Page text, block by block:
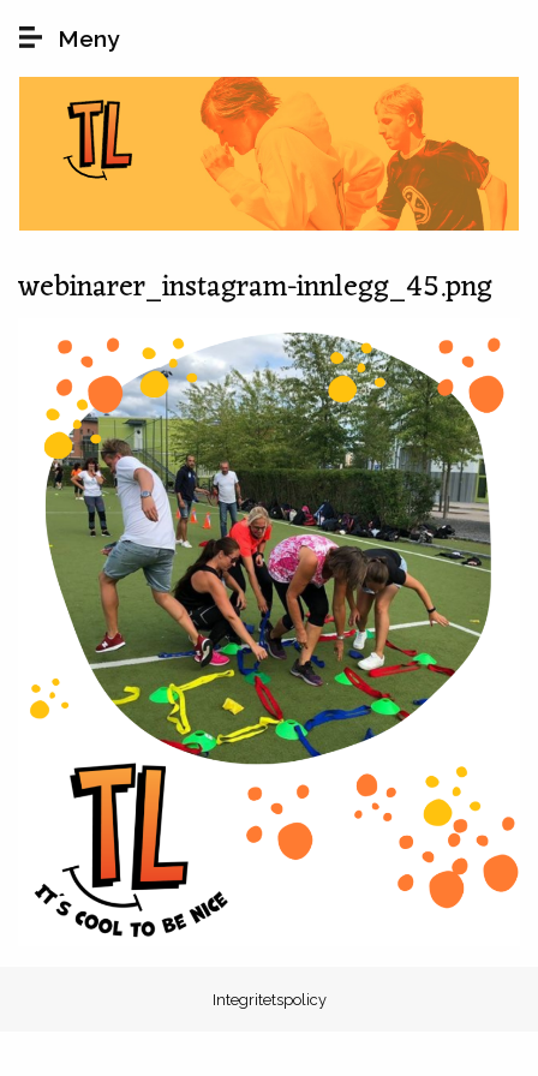
Meny
webinarer_instagram-innlegg_45.png
Integritetspolicy